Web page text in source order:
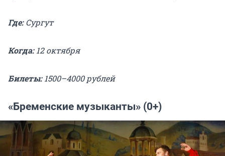
Где:Сургут
Когда:12 октября
Билеты:1500–4000 рублей
«Бременские музыканты» (0+)